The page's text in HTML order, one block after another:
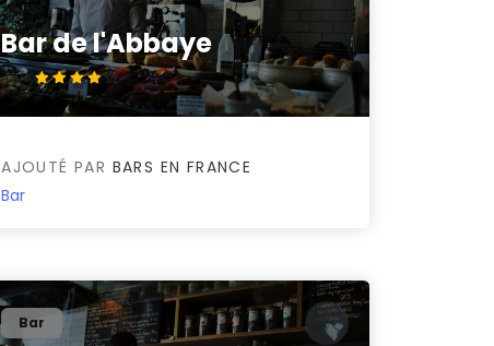
Bar de l'Abbaye
4.4/5
AJOUTÉ PAR BARS EN FRANCE
Bar
Bar